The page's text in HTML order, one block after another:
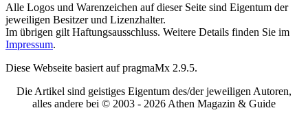
Alle Logos und Warenzeichen auf dieser Seite sind Eigentum der
jeweiligen Besitzer und Lizenzhalter.
Im übrigen gilt Haftungsausschluss. Weitere Details finden Sie im
Impressum.
Diese Webseite basiert auf pragmaMx 2.9.5.
Die Artikel sind geistiges Eigentum des/der jeweiligen Autoren,
alles andere bei © 2003 - 2026 Athen Magazin & Guide